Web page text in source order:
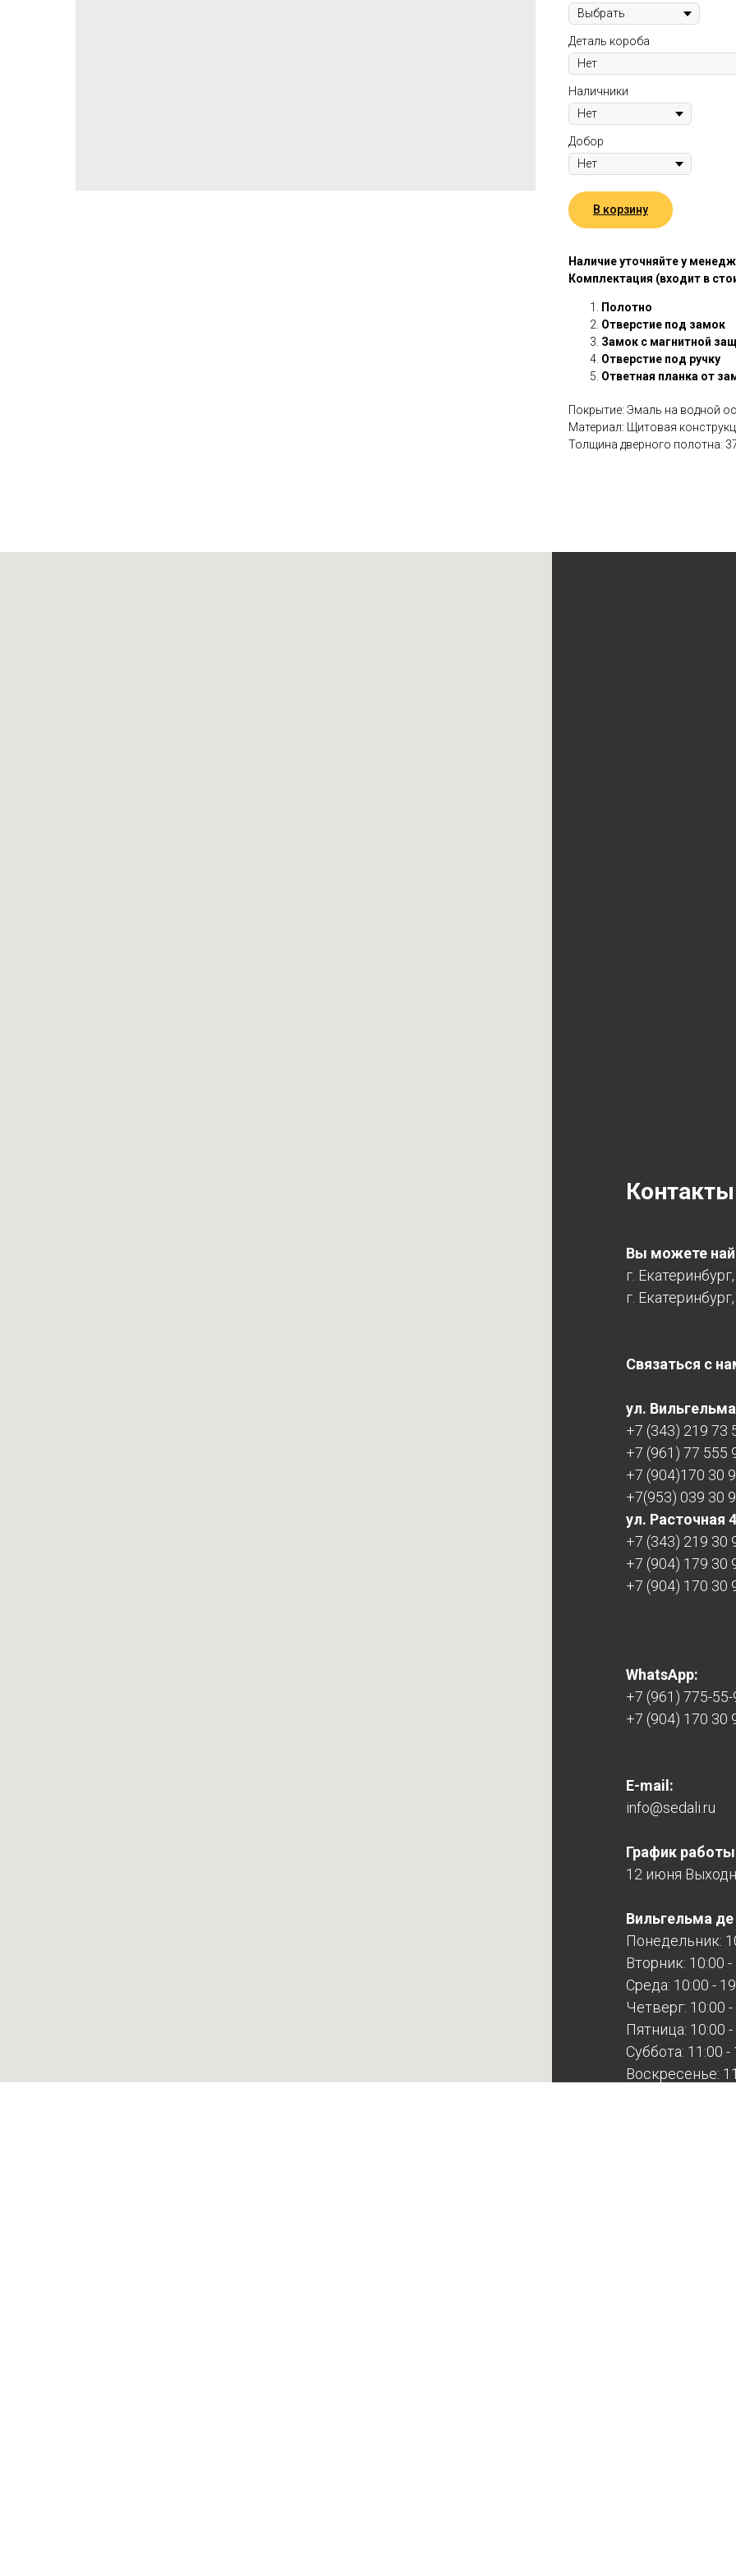
Деталь короба
Наличники
Добор
В корзину
Наличие уточняйте у
Комплектация (входит в
Полотно
Отверстие под замок
Замок с магнитной
Отверстие под ручку
Ответная планка от
Покрытие: Эмаль на водной
Материал: Щитовая
Толщина дверного полотна:
Вы можете
г.
г.
Связаться с
ул.
+7 (343) 219 73
+7 (961) 77 555
+7 (904)170 30
+7(953) 039 30
ул. Расточная
+7 (343) 219 30
+7 (904) 179 30
+7 (904) 170 30
WhatsApp:
+7 (961) 775-55-
+7 (904) 170 30
E-mail:
info@sedali.ru
График
12 июня
Вильгельма де
Понедельник:
Вторник: 10:00 -
Среда: 10:00 -
Четверг: 10:00 -
Пятница: 10:00 -
Суббота: 11:00 -
Воскресенье: